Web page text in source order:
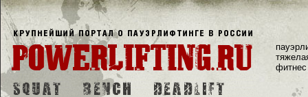
фитнес